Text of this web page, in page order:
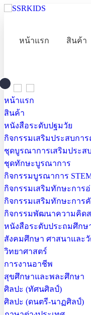
หน้าแรก สินค้า
หน้าแรก
สินค้า
หนังสือระดับปฐมวัย
กิจกรรมเสริมประสบกา
ชุดบูรณาการเสริมประส
ชุดทักษะบูรณาการ
กิจกรรมบูรณาการ
กิจกรรมเสริมทักษะการ
กิจกรรมเสริมทักษะการ
กิจกรรมพัฒนาความคิด
หนังสือระดับประถมศึกษ
สังคมศึกษา ศาสนาและ
วิทยาศาสตร์
การงานอาชีพ
สุขศึกษาและพละศึกษา
ศิลปะ (ทัศนศิลป์)
ศิลปะ (ดนตรี-นาฏศิลป์)